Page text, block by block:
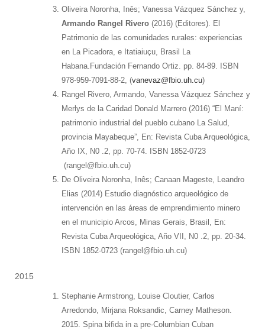
Oliveira Noronha, Inês; Vanessa Vázquez Sánchez y,
Armando Rangel Rivero (2016) (Editores). El
Patrimonio de las comunidades rurales: experiencias
en La Picadora, e Itatiaiuçu, Brasil La
Habana.Fundación Fernando Ortiz. pp. 84-89. ISBN
978-959-7091-88-2, (vanevaz@fbio.uh.cu)
Rangel Rivero, Armando, Vanessa Vázquez Sánchez y
Merlys de la Caridad Donald Marrero (2016) “El Maní:
patrimonio industrial del pueblo cubano La Salud,
provincia Mayabeque”, En: Revista Cuba Arqueológica,
Año IX, N0 .2, pp. 70-74. ISBN 1852-0723
(rangel@fbio.uh.cu)
De Oliveira Noronha, Inês; Canaan Mageste, Leandro
Elias (2014) Estudio diagnóstico arqueológico de
intervención en las áreas de emprendimiento minero
en el municipio Arcos, Minas Gerais, Brasil, En:
Revista Cuba Arqueológica, Año VII, N0 .2, pp. 20-34.
ISBN 1852-0723 (rangel@fbio.uh.cu)
2015
Stephanie Armstrong, Louise Cloutier, Carlos
Arredondo, Mirjana Roksandic, Carney Matheson.
2015. Spina bifida in a pre-Columbian Cuban